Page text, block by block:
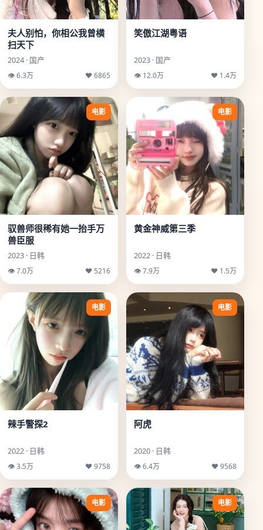
夫人别怕，你相公我曾横
扫天下
2024 · 国产
👁 6.3万 ♥ 6865
笑傲江湖粤语
2023 · 国产
👁 12.0万 ♥ 1.4万
电影
驭兽师很稀有她一抬手万
兽臣服
2023 · 日韩
👁 7.0万 ♥ 5216
电影
黄金神威第三季
2022 · 日韩
👁 7.9万 ♥ 1.5万
电影
辣手警探2
2022 · 日韩
👁 3.5万 ♥ 9758
电影
阿虎
2020 · 日韩
👁 6.4万 ♥ 9568
电影 电影